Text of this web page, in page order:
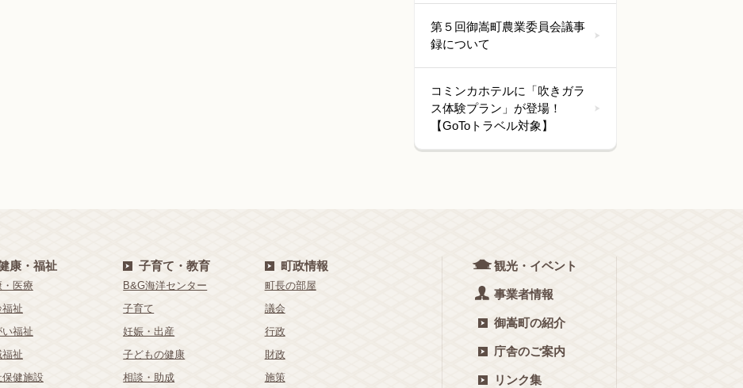
第５回御嵩町農業委員会議事
録について
コミンカホテルに「吹きガラ
ス体験プラン」が登場！
【GoToトラベル対象】
康・福祉
医療
祉
い福祉
祉
保健施設
子育て・教育
B&G海洋センター
子育て
妊娠・出産
子どもの健康
相談・助成
町政情報
町長の部屋
議会
行政
財政
施策
観光・イベント
事業者情報
御嵩町の紹介
庁舎のご案内
リンク集